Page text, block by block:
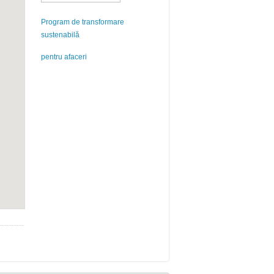
Program de transformare
sustenabilă
pentru afaceri